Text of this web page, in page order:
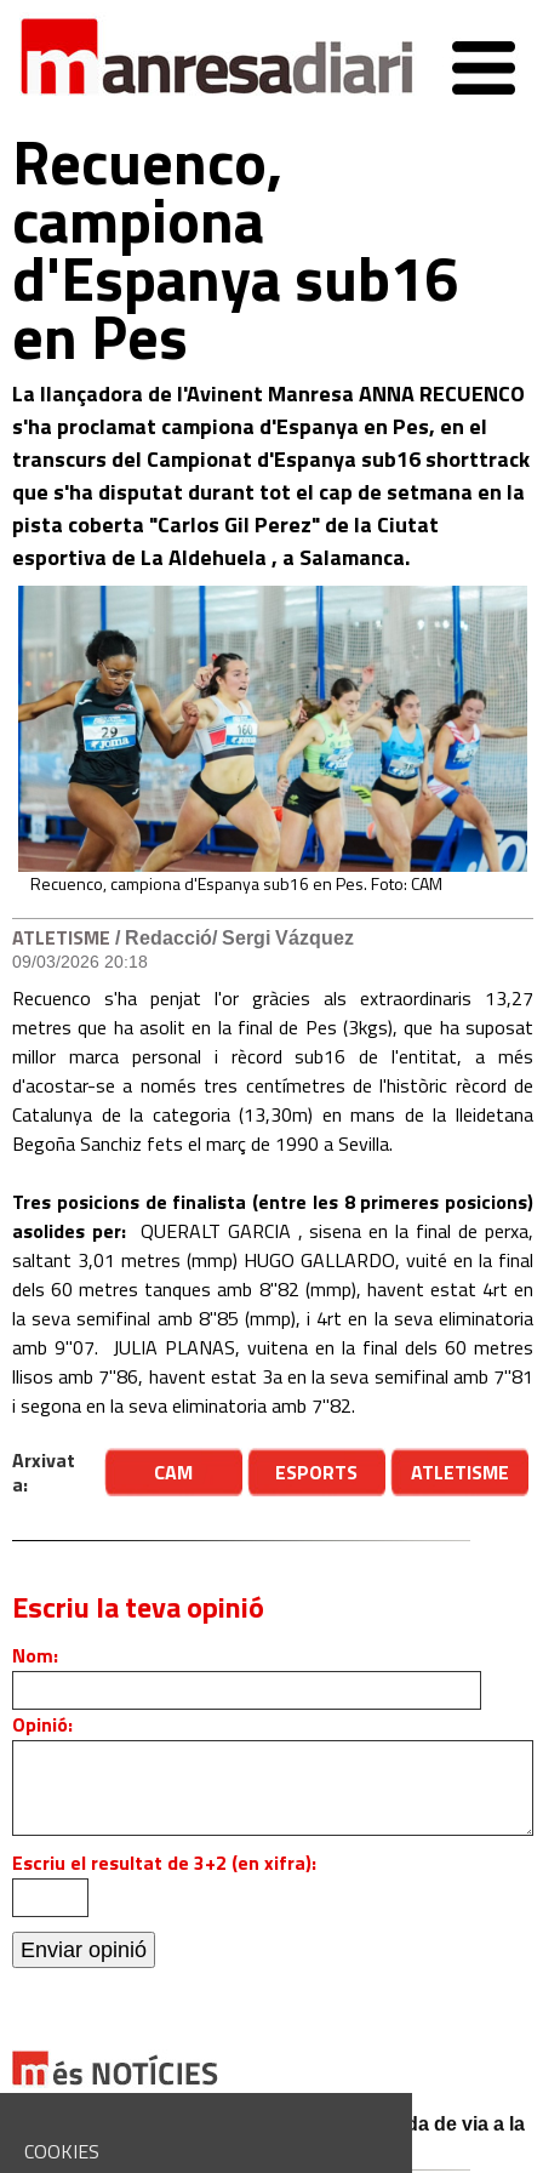
COOKIES
Recuenco,
campiona
d'Espanya sub16
en Pes
La llançadora de l'Avinent Manresa ANNA RECUENCO
s'ha proclamat campiona d'Espanya en Pes, en el
transcurs del Campionat d'Espanya sub16 shorttrack
que s'ha disputat durant tot el cap de setmana en la
pista coberta "Carlos Gil Perez" de la Ciutat
esportiva de La Aldehuela , a Salamanca.
Recuenco, campiona d'Espanya sub16 en Pes. Foto: CAM
ATLETISME / Redacció/ Sergi Vázquez
09/03/2026 20:18
Recuenco s'ha penjat l'or gràcies als extraordinaris 13,27
metres que ha asolit en la final de Pes (3kgs), que ha suposat
millor marca personal i rècord sub16 de l'entitat, a més
d'acostar-se a només tres centímetres de l'històric rècord de
Catalunya de la categoria (13,30m) en mans de la lleidetana
Begoña Sanchiz fets el març de 1990 a Sevilla.
Tres posicions de finalista (entre les 8 primeres posicions)
asolides per: QUERALT GARCIA , sisena en la final de perxa,
saltant 3,01 metres (mmp) HUGO GALLARDO, vuité en la final
dels 60 metres tanques amb 8"82 (mmp), havent estat 4rt en
la seva semifinal amb 8"85 (mmp), i 4rt en la seva eliminatoria
amb 9"07. JULIA PLANAS, vuitena en la final dels 60 metres
llisos amb 7"86, havent estat 3a en la seva semifinal amb 7"81
i segona en la seva eliminatoria amb 7"82.
Arxivat
a:
CAM ESPORTS ATLETISME
Escriu la teva opinió
Nom:
Opinió:
Escriu el resultat de 3+2 (en xifra):
El conductor d'un turisme mor en una sortida de via a la
BV-3008 a Fonollosa